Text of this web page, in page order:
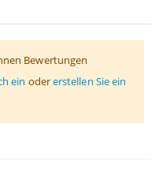
Bewertungen
ein odererstellen Sie ein